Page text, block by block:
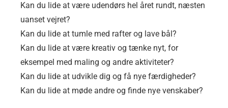
Kan du lide at være udendørs hel året rundt, næsten
uanset vejret?
Kan du lide at tumle med rafter og lave bål?
Kan du lide at være kreativ og tænke nyt, for
eksempel med maling og andre aktiviteter?
Kan du lide at udvikle dig og få nye færdigheder?
Kan du lide at møde andre og finde nye venskaber?